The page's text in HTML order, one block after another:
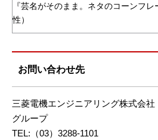
『芸名がそのまま。ネタのコーンフ
性）
お問い合わせ先
三菱電機エンジニアリング株式
グループ
TEL:（03）3288-1101